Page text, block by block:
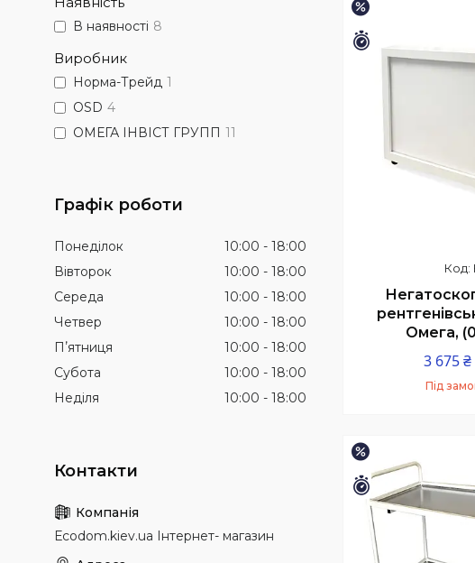
Омега,
3 675 ₴
Під
Залишилось 34
В наявності 8
Виробник
Норма-Трейд 1
ОSD 4
ОМЕГА ІНВІСТ ГРУПП 11
Графік роботи
Понеділок 10:00
18:00
Вівторок
10:00
18:00
Середа
10:00
18:00
Четвер
10:00
18:00
Пʼятниця
10:00
18:00
Субота
10:00
18:00
Неділя
10:00 18:00
Еcodom.kiev.ua Інтернет- магазин